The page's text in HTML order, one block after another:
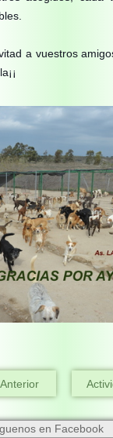
a vuestros
en Facebook